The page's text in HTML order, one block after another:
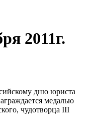
2011г.
дню юриста
медалью
чудотворца III